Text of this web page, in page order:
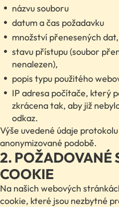
názvu souboru
datum a čas požadavku
množství přenesených dat,
stavu přístupu (soubor
nenalezen),
popis typu použitého
IP adresa počítače, který
zkrácena tak, aby již
odkaz.
Výše uvedené údaje
anonymizované podobě.
2. POŽADOVANÉ
COOKIE
Na našich webových
cookie, které jsou nezbytné